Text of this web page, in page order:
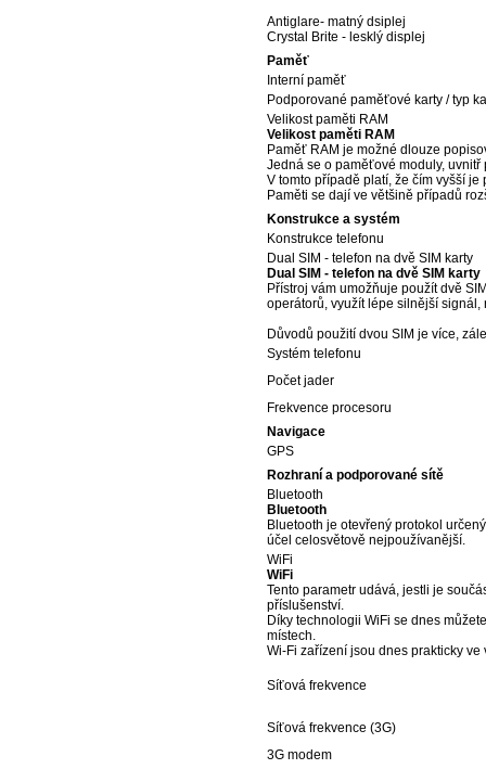
Antiglare- matný dsiplej
Crystal Brite - lesklý displej
Paměť
Interní paměť
Podporované paměťové karty / typ
Velikost paměti RAM
Velikost paměti RAM
Paměť RAM je možné dlouze
Jedná se o paměťové moduly,
V tomto případě platí, že čím vyšší
Paměti se dají ve většině případů
Konstrukce a systém
Konstrukce telefonu
Dual SIM - telefon na dvě SIM karty
Dual SIM - telefon na dvě SIM karty
Přístroj vám umožňuje použít dvě
operátorů, využít lépe silnější
Důvodů použití dvou SIM je více,
Systém telefonu
Počet jader
Frekvence procesoru
Navigace
GPS
Rozhraní a podporované sítě
Bluetooth
Bluetooth
Bluetooth je otevřený protokol
účel celosvětově nejpoužívanější.
WiFi
WiFi
Tento parametr udává, jestli je
příslušenství.
Díky technologii WiFi se dnes
místech.
Wi-Fi zařízení jsou dnes prakticky
Síťová frekvence
Síťová frekvence (3G)
3G modem